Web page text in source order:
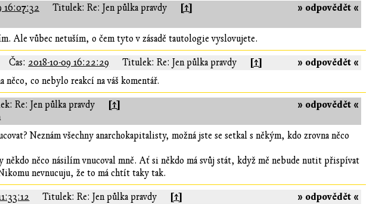
» odpovědět «
16:07:32 Titulek: Re: Jen půlka pravdy [↑]
Ale vůbec netuším, o čem tyto v zásadě tautologie vyslovujete.
» odpovědět «
Čas: 2018-10-09 16:22:29 Titulek: Re: Jen půlka pravdy [↑]
něco, co nebylo reakcí na váš komentář.
» odpovědět «
Re: Jen půlka pravdy [↑]
Neznám všechny anarchokapitalisty, možná jste se setkal s někým, kdo zrovna něco
někdo něco násilím vnucoval mně. Ať si někdo má svůj stát, když mě nebude nutit přispívat
nevnucuju, že to má chtít taky tak.
» odpovědět «
Titulek: Re: Jen půlka pravdy [↑]